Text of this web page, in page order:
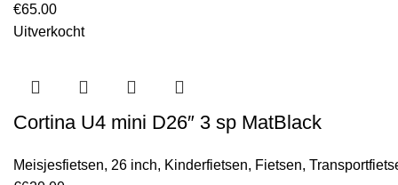
€65.00
Uitverkocht
Cortina U4 mini D26″ 3 sp MatBlack
Meisjesfietsen, 26 inch, Kinderfietsen, Fietsen,